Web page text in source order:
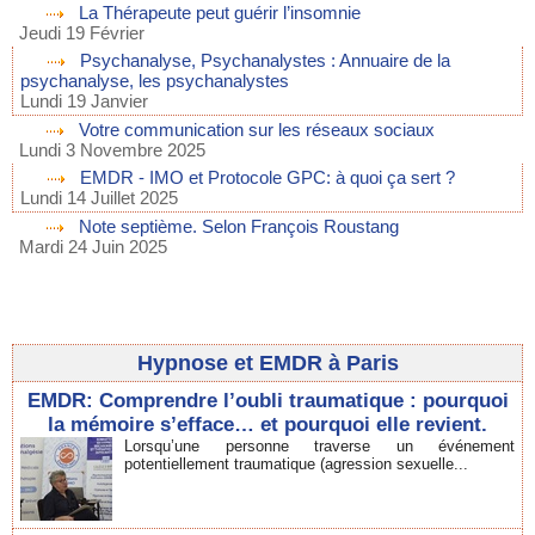
La Thérapeute peut guérir l’insomnie
Jeudi 19 Février
Psychanalyse, Psychanalystes : Annuaire de la
psychanalyse, les psychanalystes
Lundi 19 Janvier
Votre communication sur les réseaux sociaux
Lundi 3 Novembre 2025
EMDR - IMO et Protocole GPC: à quoi ça sert ?
Lundi 14 Juillet 2025
Note septième. Selon François Roustang
Mardi 24 Juin 2025
Hypnose et EMDR à Paris
EMDR: Comprendre l’oubli traumatique : pourquoi
la mémoire s’efface… et pourquoi elle revient.
Lorsqu’une personne traverse un événement
potentiellement traumatique (agression sexuelle...